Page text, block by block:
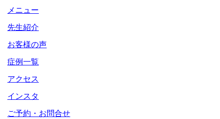
メニュー
先生紹介
お客様の声
症例一覧
アクセス
インスタ
ご予約・お問合せ